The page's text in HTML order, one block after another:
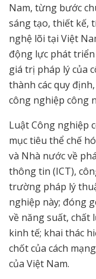
Nam, từng bước
sáng tạo, thiết kế,
nghệ lõi tại Việt
động lực phát
giá trị pháp lý của
thành các quy
công nghiệp công
Luật Công nghiệp
mục tiêu thể chế
và Nhà nước về
thông tin (ICT),
trường pháp lý
nghiệp này; đóng
về năng suất, chất
kinh tế; khai thác
chốt của cách
của Việt Nam.